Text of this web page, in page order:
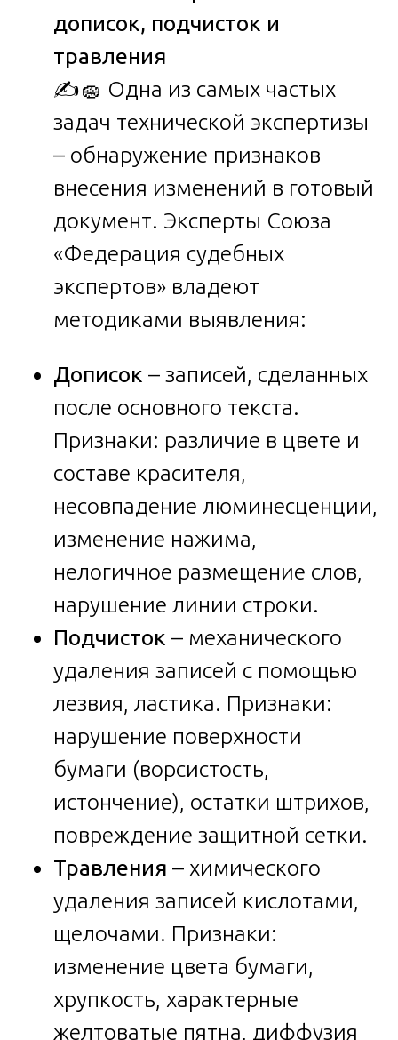
дописок, подчисток и
травления
✍️🧽 Одна из самых частых
задач технической экспертизы
– обнаружение признаков
внесения изменений в готовый
документ. Эксперты Союза
«Федерация судебных
экспертов» владеют
методиками выявления:
Дописок – записей, сделанных
после основного текста.
Признаки: различие в цвете и
составе красителя,
несовпадение люминесценции,
изменение нажима,
нелогичное размещение слов,
нарушение линии строки.
Подчисток – механического
удаления записей с помощью
лезвия, ластика. Признаки:
нарушение поверхности
бумаги (ворсистость,
истончение), остатки штрихов,
повреждение защитной сетки.
Травления – химического
удаления записей кислотами,
щелочами. Признаки:
изменение цвета бумаги,
хрупкость, характерные
желтоватые пятна, диффузия